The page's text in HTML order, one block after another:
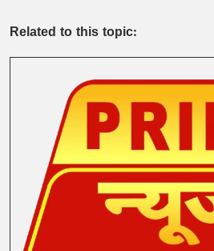
Related to this topic: